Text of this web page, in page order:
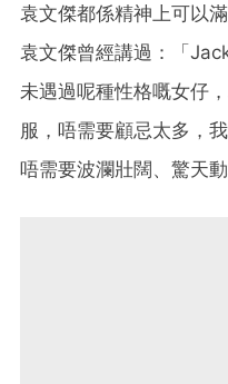
袁文傑都係精神上可以
袁文傑曾經講過：「
未遇過呢種性格嘅女仔
服，唔需要顧忌太多，
唔需要波瀾壯闊、驚天動